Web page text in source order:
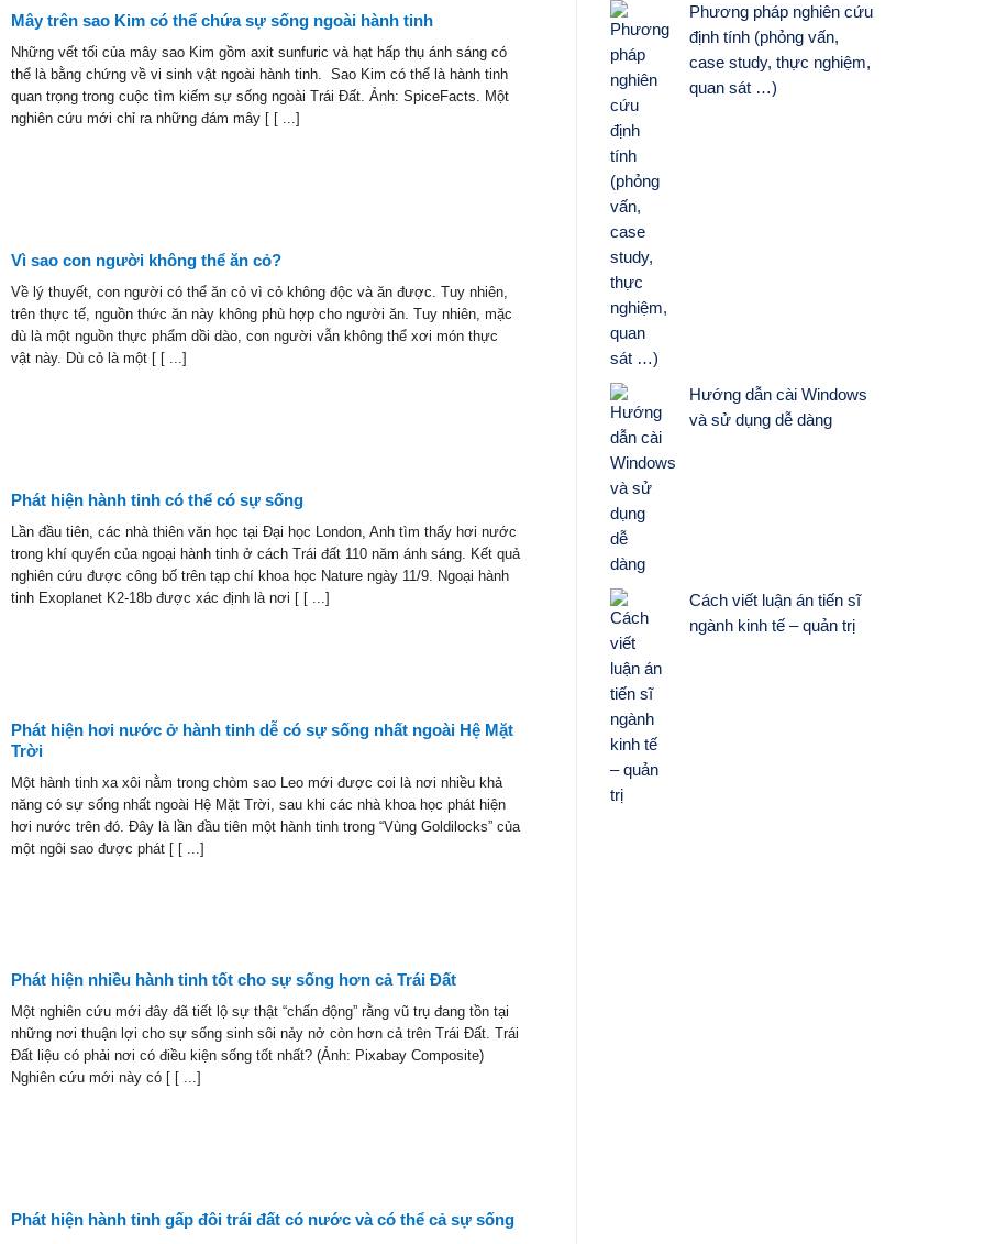
Mây trên sao Kim có thể chứa sự sống ngoài hành tinh
Những vết tối của mây sao Kim gồm axit sunfuric và hạt hấp thụ ánh sáng có
thể là bằng chứng về vi sinh vật ngoài hành tinh. Sao Kim có thể là hành tinh
quan trọng trong cuộc tìm kiếm sự sống ngoài Trái Đất. Ảnh: SpiceFacts. Một
nghiên cứu mới chỉ ra những đám mây [ [ ...]
Vì sao con người không thể ăn cỏ?
Về lý thuyết, con người có thể ăn cỏ vì cỏ không độc và ăn được. Tuy nhiên,
trên thực tế, nguồn thức ăn này không phù hợp cho người ăn. Tuy nhiên, mặc
dù là một nguồn thực phẩm dồi dào, con người vẫn không thể xơi món thực
vật này. Dù cỏ là một [ [ ...]
Phát hiện hành tinh có thể có sự sống
Lần đầu tiên, các nhà thiên văn học tại Đại học London, Anh tìm thấy hơi nước
trong khí quyển của ngoại hành tinh ở cách Trái đất 110 năm ánh sáng. Kết quả
nghiên cứu được công bố trên tạp chí khoa học Nature ngày 11/9. Ngoại hành
tinh Exoplanet K2-18b được xác định là nơi [ [ ...]
Phát hiện hơi nước ở hành tinh dễ có sự sống nhất ngoài Hệ Mặt
Trời
Một hành tinh xa xôi nằm trong chòm sao Leo mới được coi là nơi nhiều khả
năng có sự sống nhất ngoài Hệ Mặt Trời, sau khi các nhà khoa học phát hiện
hơi nước trên đó. Đây là lần đầu tiên một hành tinh trong “Vùng Goldilocks” của
một ngôi sao được phát [ [ ...]
Phát hiện nhiều hành tinh tốt cho sự sống hơn cả Trái Đất
Một nghiên cứu mới đây đã tiết lộ sự thật “chấn động” rằng vũ trụ đang tồn tại
những nơi thuận lợi cho sự sống sinh sôi nảy nở còn hơn cả trên Trái Đất. Trái
Đất liệu có phải nơi có điều kiện sống tốt nhất? (Ảnh: Pixabay Composite)
Nghiên cứu mới này có [ [ ...]
Phát hiện hành tinh gấp đôi trái đất có nước và có thể cả sự sống
Phương pháp nghiên cứu
định tính (phỏng vấn,
case study, thực nghiệm,
quan sát …)
Hướng dẫn cài Windows
và sử dụng dễ dàng
Cách viết luận án tiến sĩ
ngành kinh tế – quản trị